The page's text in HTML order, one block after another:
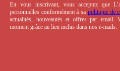
En vous inscrivant, vous acceptez que
personnelles conformément à sa politique de
actualités, nouveautés et offres par email.
moment grâce au lien inclus dans nos e-mails.